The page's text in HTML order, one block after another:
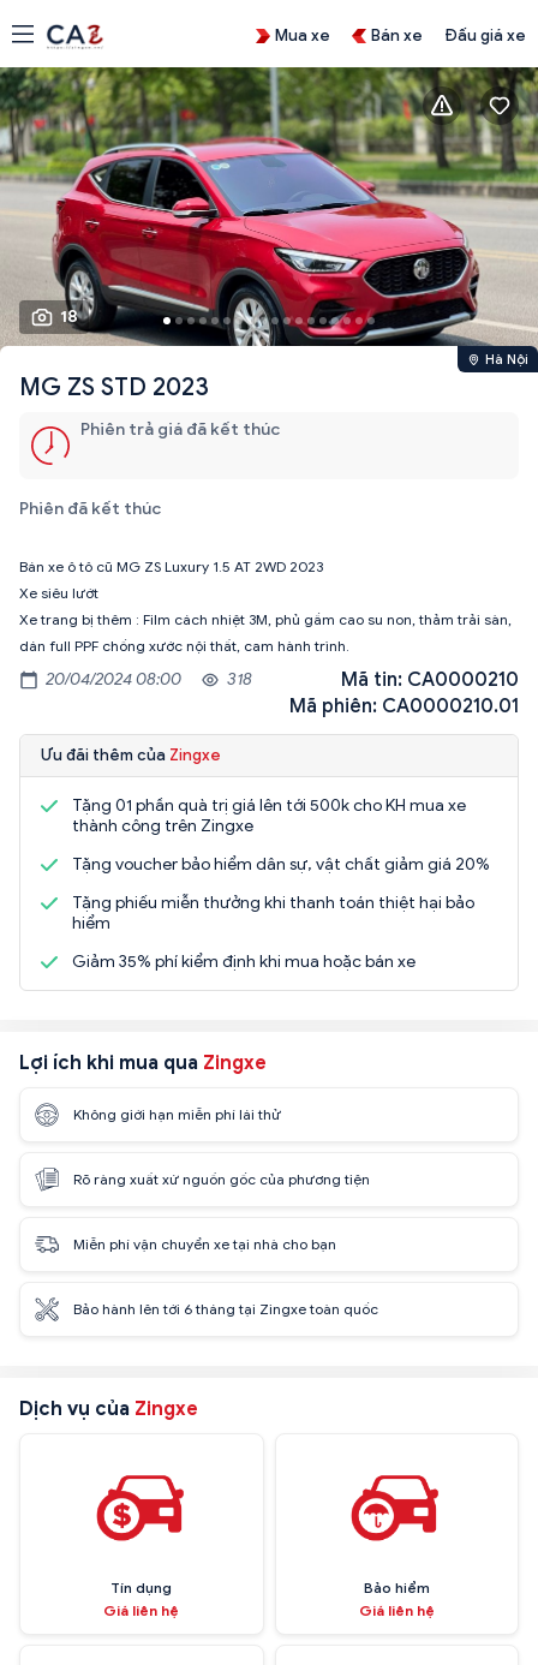
Mua xe Bán xe Đấu giá xe
18
Hà Nội
MG ZS STD 2023
Phiên trả giá đã kết thúc
Phiên đã kết thúc
Bán xe ô tô cũ MG ZS Luxury 1.5 AT 2WD 2023
Xe siêu lướt
Xe trang bị thêm : Film cách nhiệt 3M, phủ gầm cao su non, thảm trải sàn,
20/04/2024 08:00 318
Mã tin: CA0000210
Mã phiên: CA0000210.01
Ưu đãi thêm của Zingxe
Tặng 01 phần quà trị giá lên tới 500k cho KH mua xe
thành công trên Zingxe
Tặng voucher bảo hiểm dân sự, vật chất giảm giá 20%
Tặng phiếu miễn thưởng khi thanh toán thiệt hại bảo
hiểm
Giảm 35% phí kiểm định khi mua hoặc bán xe
Lợi ích khi mua qua Zingxe
Không giới hạn miễn phí lái thử
Rõ ràng xuất xứ nguồn gốc của phương tiện
Miễn phí vận chuyển xe tại nhà cho bạn
Bảo hành lên tới 6 tháng tại Zingxe toàn quốc
Dịch vụ của Zingxe
Tín dụng
Giá liên hệ
Bảo hiểm
Giá liên hệ